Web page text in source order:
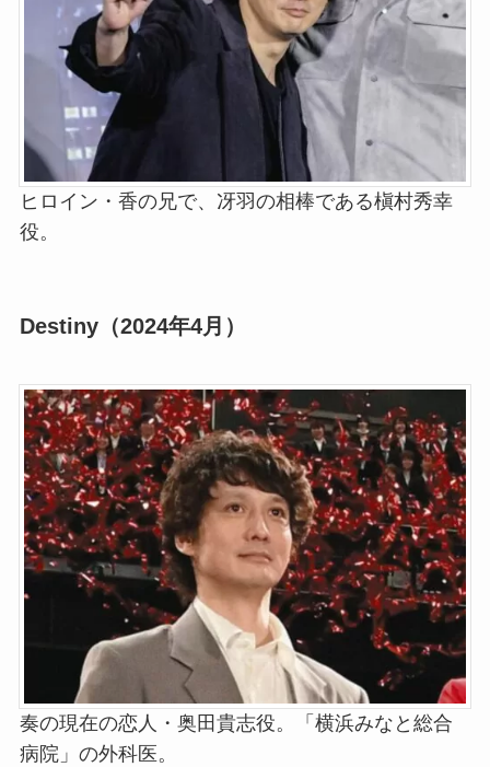
ヒロイン・香の兄で、冴羽の相棒である槇村秀幸
役。
Destiny（2024年4月）
奏の現在の恋人・奥田貴志役。「横浜みなと総合
病院」の外科医。